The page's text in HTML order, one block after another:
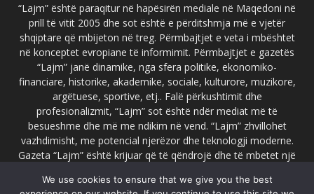
“Lajm” është paraqitur në hapësirën mediale në Maqedoni në
prill të vitit 2005 dhe sot është e përditshmja më e vjetër
shqiptare që mbijeton në treg. Përmbajtjet e veta i mbështet
në konceptet evropiane të informimit. Përmbajtjet e gazetës
“Lajm” janë dinamike, nga sfera politike, ekonomiko-
financiare, historike, akademike, sociale, kulturore, muzikore,
argëtuese, sportive, etj.. Falë përkushtimit dhe
profesionalizmit, “Lajm” sot është ndër mediat më të
besueshme dhe më me ndikim në vend. “Lajm” zhvillohet
vazhdimisht, me potencial njerëzor dhe teknologji moderne.
Gazeta “Lajm” është krijuar që të qëndrojë dhe të mbetet një
faqja zyrtare e gazetës “Lajm”, www.lajmpress.org është një
We use cookies to ensure that we give you the best